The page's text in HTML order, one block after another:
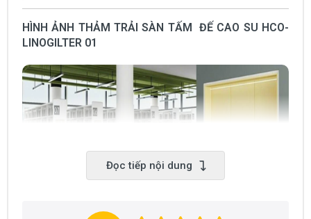
HÌNH ẢNH THẢM TRẢI SÀN TẤM ĐẾ CAO SU HCO-
LINOGILTER 01
Đọc tiếp nội dung